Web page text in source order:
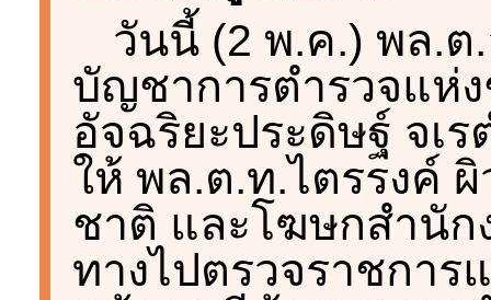
วันนี้ (2 พ.ค.) พล.ต
บัญชาการตำรวจแห่
อัจฉริยะประดิษฐ์ จเ
ให้ พล.ต.ท.ไตรรงค์
ชาติ และโฆษกสำนัก
ทางไปตรวจราชกา